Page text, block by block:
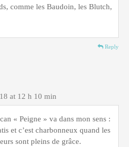
comme les Baudoin, les Blutch,
Reply
at 12 h 10 min
« Peigne » va dans mon sens :
et c’est charbonneux quand les
sont pleins de grâce.